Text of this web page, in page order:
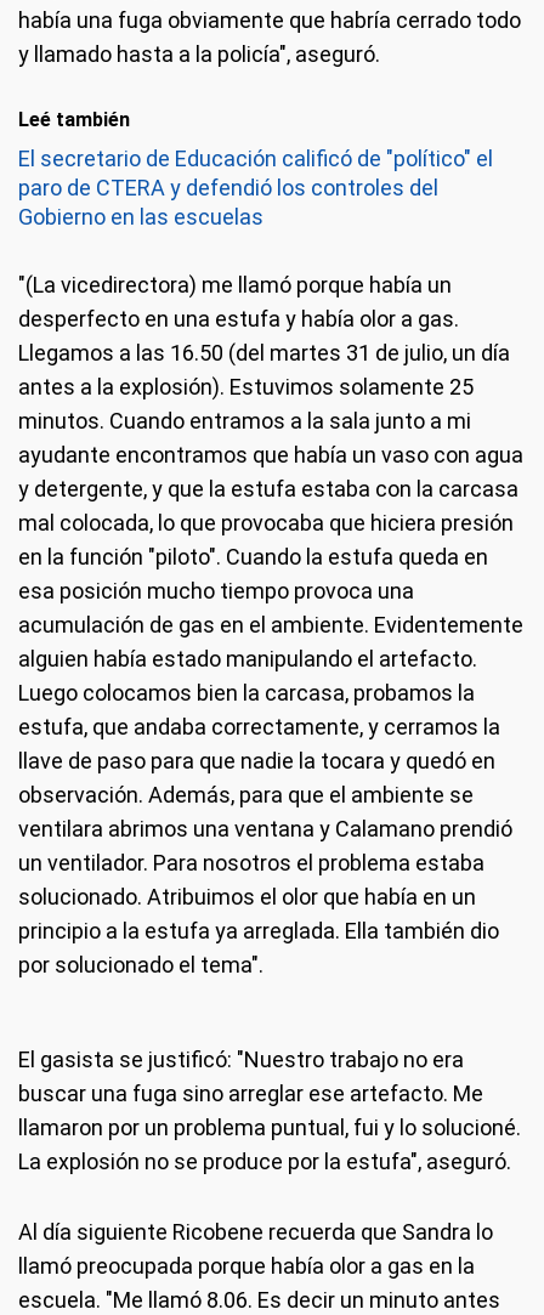
había una fuga obviamente que habría cerrado todo
y llamado hasta a la policía", aseguró.
Leé también
El secretario de Educación calificó de "político" el
paro de CTERA y defendió los controles del
Gobierno en las escuelas
"(La vicedirectora) me llamó porque había un
desperfecto en una estufa y había olor a gas.
Llegamos a las 16.50 (del martes 31 de julio, un día
antes a la explosión). Estuvimos solamente 25
minutos. Cuando entramos a la sala junto a mi
ayudante encontramos que había un vaso con agua
y detergente, y que la estufa estaba con la carcasa
mal colocada, lo que provocaba que hiciera presión
en la función "piloto". Cuando la estufa queda en
esa posición mucho tiempo provoca una
acumulación de gas en el ambiente. Evidentemente
alguien había estado manipulando el artefacto.
Luego colocamos bien la carcasa, probamos la
estufa, que andaba correctamente, y cerramos la
llave de paso para que nadie la tocara y quedó en
observación. Además, para que el ambiente se
ventilara abrimos una ventana y Calamano prendió
un ventilador. Para nosotros el problema estaba
solucionado. Atribuimos el olor que había en un
principio a la estufa ya arreglada. Ella también dio
por solucionado el tema".
El gasista se justificó: "Nuestro trabajo no era
buscar una fuga sino arreglar ese artefacto. Me
llamaron por un problema puntual, fui y lo solucioné.
La explosión no se produce por la estufa", aseguró.
Al día siguiente Ricobene recuerda que Sandra lo
llamó preocupada porque había olor a gas en la
escuela. "Me llamó 8.06. Es decir un minuto antes